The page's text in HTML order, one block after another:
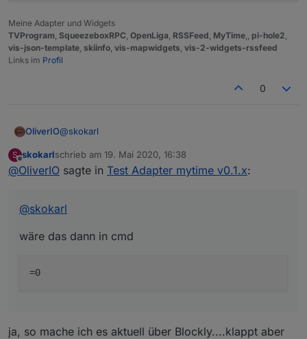
Meine Adapter und Widgets
TVProgram, SqueezeboxRPC, OpenLiga, RSSFeed, MyTime,, pi-hole2,
vis-json-template, skiinfo, vis-mapwidgets, vis-2-widgets-rssfeed
Links im Profil
0
OliverIO@skokarl
wäre das dann in cmd
S
Offline
skokarlschrieb am 19. Mai 2020, 16:38
zuletzt editiert von
@OliverIO sagte in Test Adapter mytime v0.1.x:
@skokarl
wäre das dann in cmd
ja, so mache ich es aktuell über Blockly....klappt aber